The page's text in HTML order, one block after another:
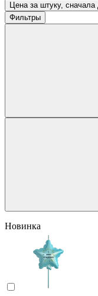
Цена за штуку,
Фильтры
Новинка